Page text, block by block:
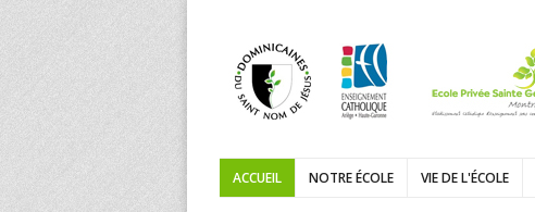
ACCUEIL NOTRE ÉCOLE VIE DE L'ÉCOLE